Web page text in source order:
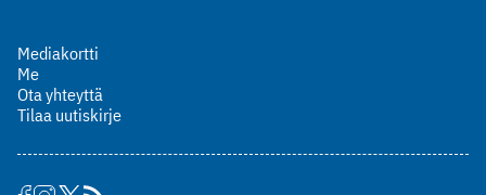
Mediakortti
Me
Ota yhteyttä
Tilaa uutiskirje